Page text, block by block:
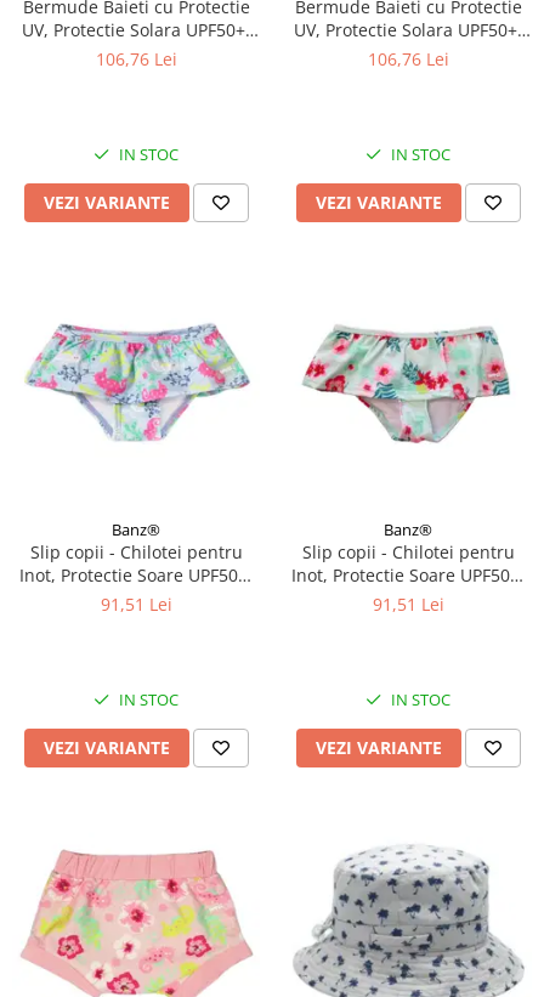
Bermude Baieti cu Protectie
UV, Protectie Solara UPF50+,
Navy Jungle, Diverse marimi
106,76 Lei
IN STOC
VEZI VARIANTE
Bermude Baieti cu Protectie
UV, Protectie Solara UPF50+,
Petrol Jungle, Diverse marimi
106,76 Lei
IN STOC
VEZI VARIANTE
Banz®
Slip copii - Chilotei pentru
Inot, Protectie Soare UPF50+,
Sea Horse, Diverse marimi
91,51 Lei
IN STOC
VEZI VARIANTE
Banz®
Slip copii - Chilotei pentru
Inot, Protectie Soare UPF50+,
Floral Mint, Diverse marimi
91,51 Lei
IN STOC
VEZI VARIANTE